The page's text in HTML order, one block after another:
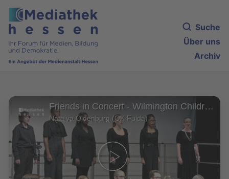
Suche
Über uns
Archiv
Friends in Concert - Wilmington Children’s Chorus und Jugendsinfonieorchester Fulda HEUTE: Orchestratons of Schubert Songs
Natalya Oldenburg (OK Fulda)